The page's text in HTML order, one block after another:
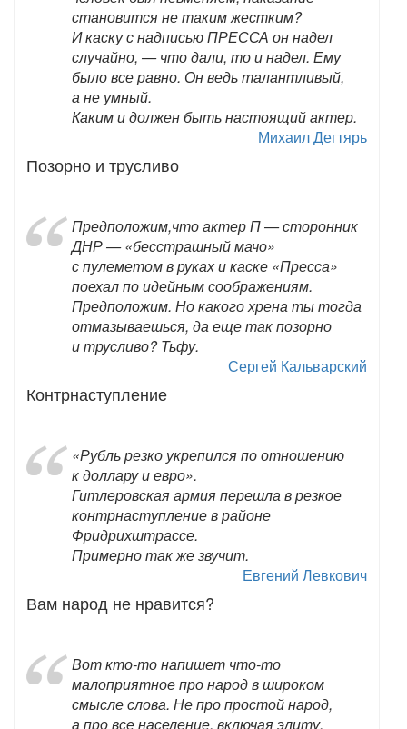
становится не таким жестким?
И каску с надписью ПРЕССА он надел
случайно, — что дали, то и надел. Ему
было все равно. Он ведь талантливый,
а не умный.
Каким и должен быть настоящий актер.
Михаил Дегтярь
Позорно и трусливо
Предположим,что актер П — сторонник
ДНР — «бесстрашный мачо»
с пулеметом в руках и каске «Пресса»
поехал по идейным соображениям.
Предположим. Но какого хрена ты тогда
отмазываешься, да еще так позорно
и трусливо? Тьфу.
Сергей Кальварский
Контрнаступление
«Рубль резко укрепился по отношению
к доллару и евро».
Гитлеровская армия перешла в резкое
контрнаступление в районе
Фридрихштрассе.
Примерно так же звучит.
Евгений Левкович
Вам народ не нравится?
Вот кто-то напишет что-то
малоприятное про народ в широком
смысле слова. Не про простой народ,
а про все население, включая элиту.